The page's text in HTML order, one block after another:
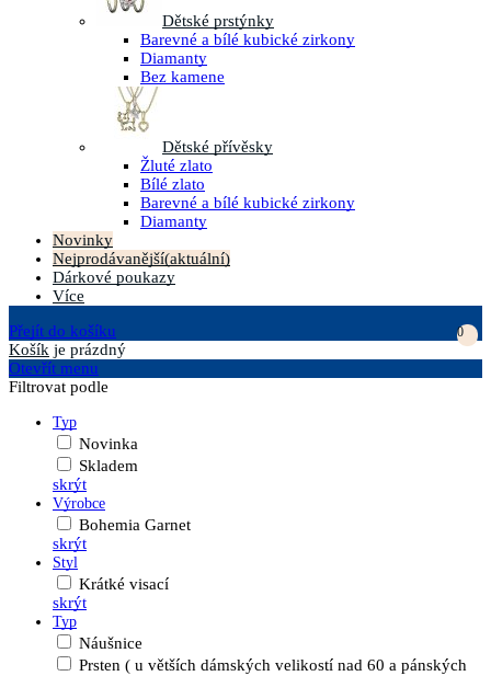
Dětské prstýnky
Barevné a bílé kubické zirkony
Diamanty
Bez kamene
Dětské přívěsky
Žluté zlato
Bílé zlato
Barevné a bílé kubické zirkony
Diamanty
Novinky
Nejprodávanější(aktuální)
Dárkové poukazy
Více
Přejít do košíku
0
Košík je prázdný
Otevřít menu
Filtrovat podle
Typ
Novinka
Skladem
skrýt
Výrobce
Bohemia Garnet
skrýt
Styl
Krátké visací
skrýt
Typ
Náušnice
Prsten ( u větších dámských velikostí nad 60 a pánských